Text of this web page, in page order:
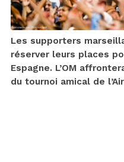
Les supporters
réserver leurs places
Espagne. L’OM
du tournoi amical de